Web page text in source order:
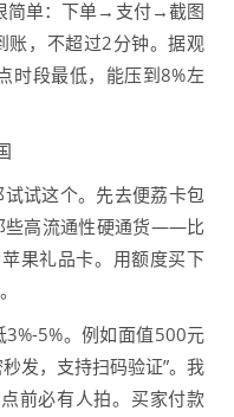
简单：下单→支付→截图
，不超过2分钟。据观
时段最低，能压到8%左
试这个。先去便荔卡包
些高流通性硬通货——比
果礼品卡。用额度买下
5%。例如面值500元
发，支持扫码验证”。我
前必有人拍。买家付款